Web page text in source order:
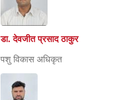
डा. देवजीत प्रसाद ठाकुर
पशु विकास अधिकृत